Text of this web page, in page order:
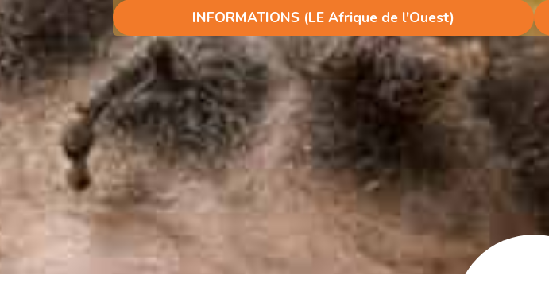
INFORMATIONS (LE Afrique de l'Ouest)